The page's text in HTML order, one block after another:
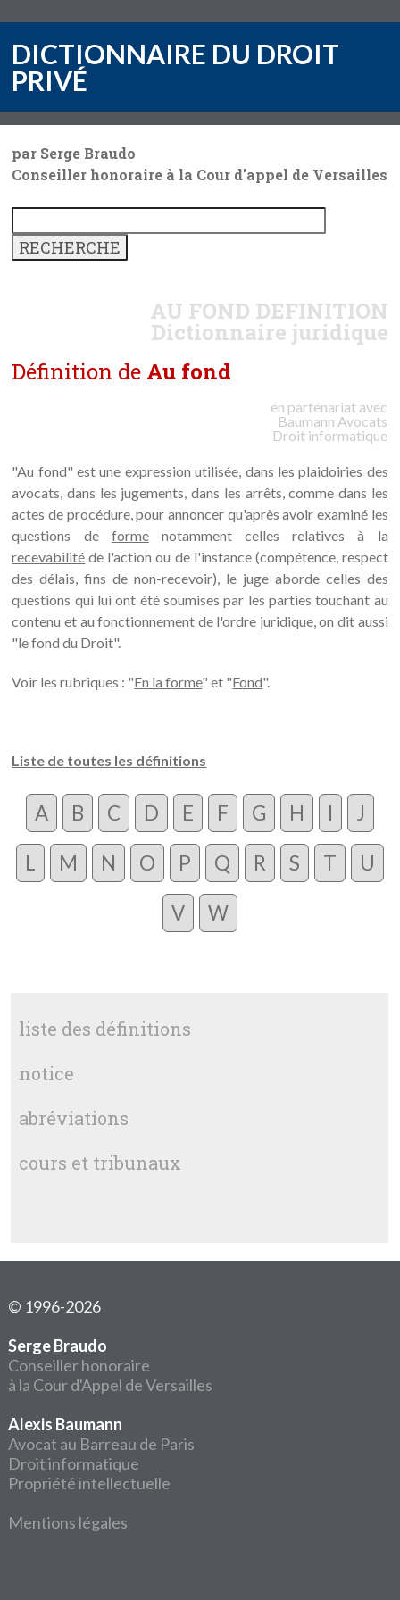
DICTIONNAIRE DU DROIT
PRIVÉ
par Serge Braudo
Conseiller honoraire à la Cour d'appel de Versailles
AU FOND DEFINITION
Dictionnaire juridique
Définition de Au fond
en partenariat avec
Baumann Avocats
Droit informatique
"Au fond" est une expression utilisée, dans les plaidoiries des
avocats, dans les jugements, dans les arrêts, comme dans les
actes de procédure, pour annoncer qu'après avoir examiné les
questions de formenotamment celles relatives à la
recevabilité de l'action ou de l'instance (compétence, respect
des délais, fins de non-recevoir), le juge aborde celles des
questions qui lui ont été soumises par les parties touchant au
contenu et au fonctionnement de l'ordre juridique, on dit aussi
"le fond du Droit".
Voir les rubriques : "En la forme" et "Fond".
Liste de toutes les définitions
A B C D E F G H I J
L M N O P Q R S T U
V W
liste des définitions
notice
abréviations
cours et tribunaux
© 1996-2026
Serge Braudo
Conseiller honoraire
à la Cour d'Appel de Versailles
Alexis Baumann
Avocat au Barreau de Paris
Droit informatique
Propriété intellectuelle
Mentions légales